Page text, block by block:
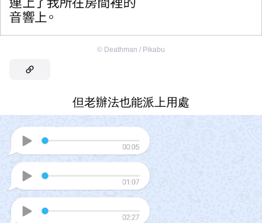
© Deathman / Pikabu
但老辦法也能派上用處